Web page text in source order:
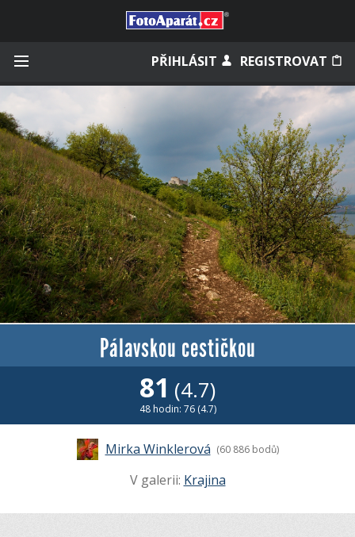
PŘIHLÁSIT REGISTROVAT
Zapamatovat
Zapomněli jste heslo?
Měli jste účet na starém webu?
Pálavskou cestičkou
81 (4.7)
48 hodin: 76 (4.7)
Mirka Winklerová (60 886 bodů)
V galerii: Krajina